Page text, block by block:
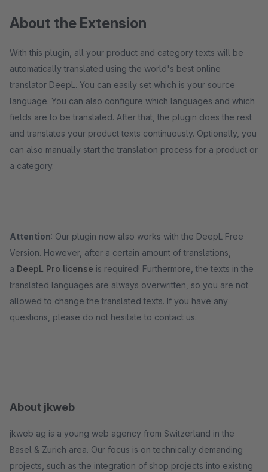
About the Extension
With this plugin, all your product and category texts will be
automatically translated using the world's best online
translator DeepL. You can easily set which is your source
language. You can also configure which languages and which
fields are to be translated. After that, the plugin does the rest
and translates your product texts continuously. Optionally, you
can also manually start the translation process for a product or
a category.
Attention: Our plugin now also works with the DeepL Free
Version. However, after a certain amount of translations,
a DeepL Pro license is required! Furthermore, the texts in the
translated languages are always overwritten, so you are not
allowed to change the translated texts. If you have any
questions, please do not hesitate to contact us.
About jkweb
jkweb ag is a young web agency from Switzerland in the
Basel & Zurich area. Our focus is on technically demanding
projects, such as the integration of shop projects into existing